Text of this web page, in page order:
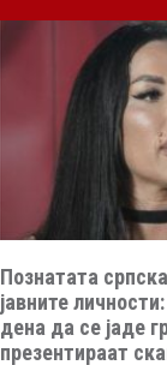
Познатата
јавните
дена да се јаде
презентираат